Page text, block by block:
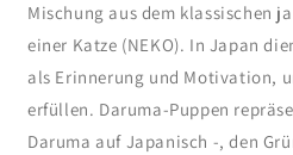
Mischung aus dem klassischen
einer Katze (NEKO). In Japan
als Erinnerung und Motivation,
erfüllen. Daruma-Puppen
Daruma auf Japanisch -, den